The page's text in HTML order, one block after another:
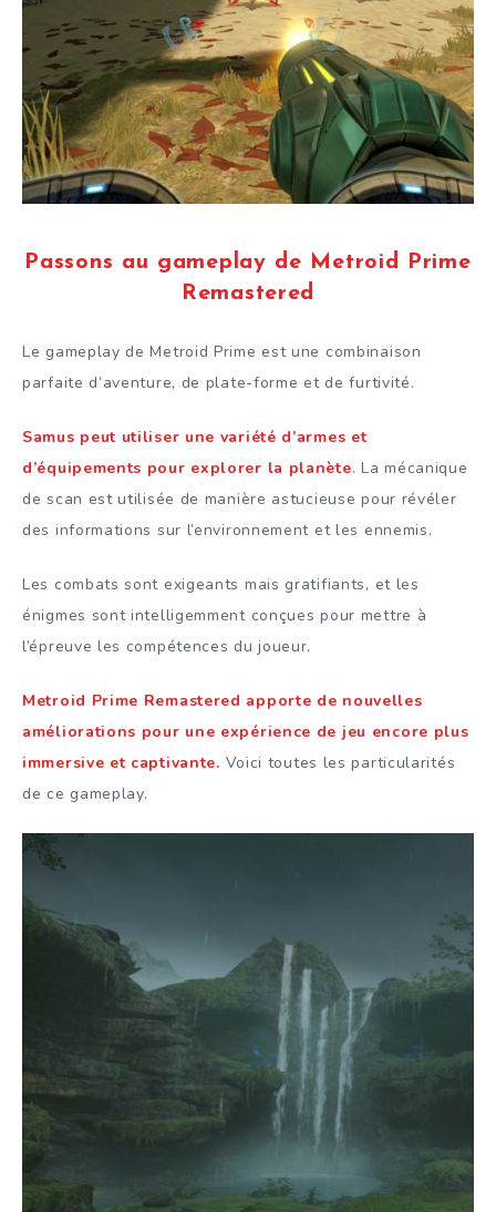
Passons au gameplay de Metroid Prime
Remastered
Le gameplay de Metroid Prime est une combinaison
parfaite d’aventure, de plate-forme et de furtivité.
Samus peut utiliser une variété d’armes et
d’équipements pour explorer la planète. La mécanique
de scan est utilisée de manière astucieuse pour révéler
des informations sur l’environnement et les ennemis.
Les combats sont exigeants mais gratifiants, et les
énigmes sont intelligemment conçues pour mettre à
l’épreuve les compétences du joueur.
Metroid Prime Remastered apporte de nouvelles
améliorations pour une expérience de jeu encore plus
immersive et captivante. Voici toutes les particularités
de ce gameplay.